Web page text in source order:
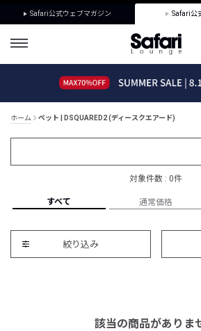
Safari公式ウェブマガジン Safari公
ホーム ペット | DSQUARED2 (ディースクエアード)
対象件数 : 0件
すべて 通常価格
絞り込み
該当の商品がありま